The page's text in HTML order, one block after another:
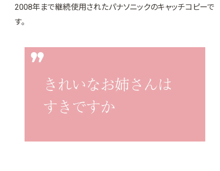
2008年まで継続使用されたパナソニックのキャッチコピーで
す。